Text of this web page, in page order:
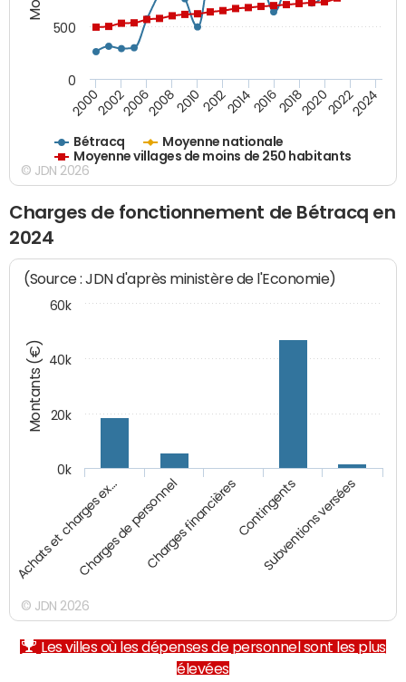
Bétracq
Moyenne nationale
Moyenne villages de moins de 250 habitants
200020022006200820102012201420162018202020222024
0
500
© JDN 2026
Charges de fonctionnement de Bétracq en
2024
Montants (€)
(Source : JDN d'après ministère de l'Economie)
Achats et charges ex…Charges de personnelCharges financièresContingents
Subventions versées
0k
20k
40k
60k
© JDN 2026
Les villes où les dépenses de personnel sont les plus
élevées